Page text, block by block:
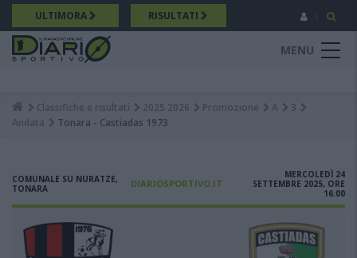
Salta
al
contenuto
principale
ULTIMORA RISULTATI
MENU
Breadcrumb
Classifiche e risultati 2025 2026 Promozione A
3
Andata
Tonara - Castiadas 1973
COMUNALE SU NURATZE,
TONARA
DIARIOSPORTIVO.IT
MERCOLEDÌ 24
SETTEMBRE 2025, ORE
16:00